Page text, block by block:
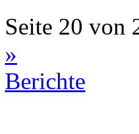
Seite 20 von
»
Berichte